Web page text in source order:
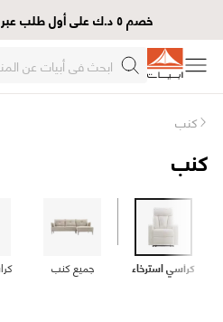
خصم ٥ د.ك على أول طلب عبر التطبيق | الكود APP5
كنب
كنب
كراسي استرخاء جميع كنب